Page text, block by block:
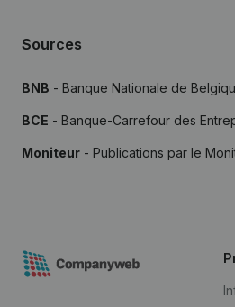
Sources
BNB - Banque Nationale de
BCE - Banque-Carrefour des
Moniteur - Publications par le